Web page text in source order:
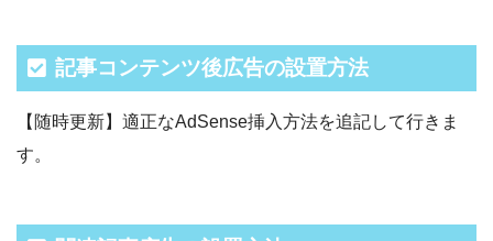
記事コンテンツ後広告の設置方法
【随時更新】適正なAdSense挿入方法を追記して行きま
す。